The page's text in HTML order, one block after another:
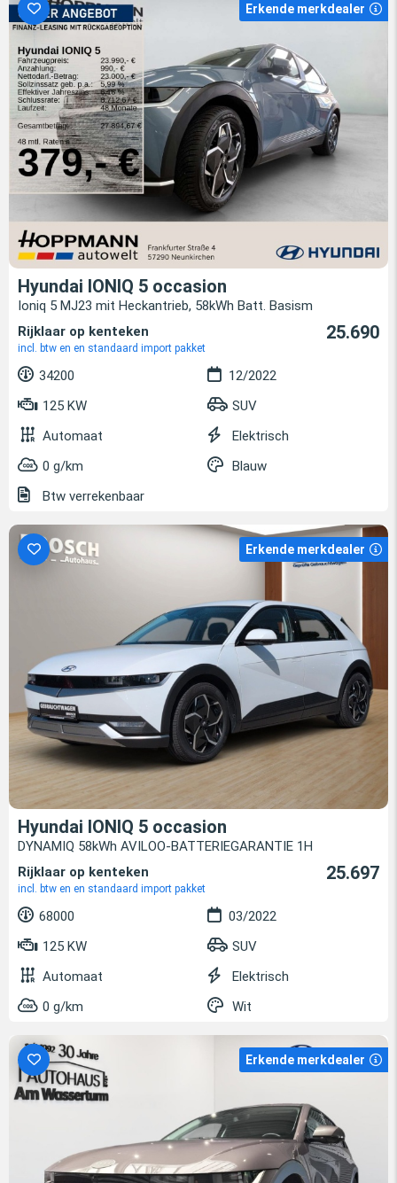
Erkende merkdealer
Hyundai IONIQ 5 occasion
Ioniq 5 MJ23 mit Heckantrieb, 58kWh Batt. Basism
Rijklaar op kenteken
incl. btw en en standaard import pakket
25.690
34200
12/2022
125 KW
SUV
Automaat
Elektrisch
0 g/km
Blauw
Btw verrekenbaar
Erkende merkdealer
Hyundai IONIQ 5 occasion
DYNAMIQ 58kWh AVILOO-BATTERIEGARANTIE 1H
Rijklaar op kenteken
incl. btw en en standaard import pakket
25.697
68000
03/2022
125 KW
SUV
Automaat
Elektrisch
0 g/km
Wit
Erkende merkdealer